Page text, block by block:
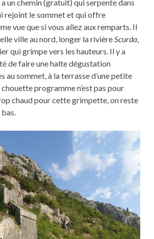
un chemin (gratuit) qui serpente dans
rejoint le sommet et qui offre
vue que si vous allez aux remparts. Il
ville au nord, longer la rivièreScurda,
qui grimpe vers les hauteurs. Il y a
de faire une halte dégustation
au sommet, à la terrasse d’une petite
programme n’est pas pour
chaud pour cette grimpette, on reste